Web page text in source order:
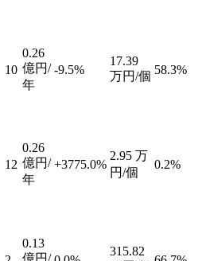
10
0.26
億円/
年
-9.5%
17.39
万円/個 58.3%
12
0.26
億円/
年
+3775.0%
2.95 万
円/個
0.2%
0.13
315.82